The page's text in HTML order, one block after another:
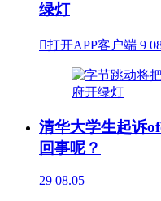
绿灯
打开APP客户端 9
清华大学生起诉
回事呢？
29 08.05